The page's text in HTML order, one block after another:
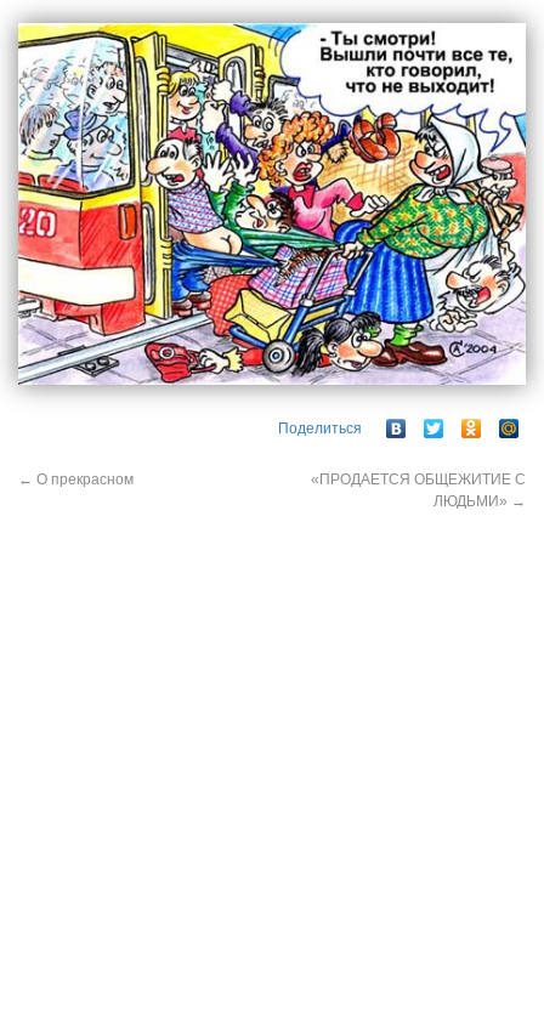
Поделиться
← О прекрасном
«ПРОДАЕТСЯ ОБЩЕЖИТИЕ С
ЛЮДЬМИ» →